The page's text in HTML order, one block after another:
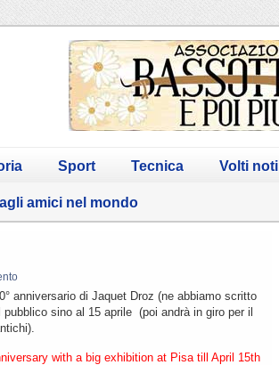
Sport Tecnica Volti noti
amici nel mondo
anniversario di Jaquet Droz (ne abbiamo scritto
sino al 15 aprile (poi andrà in giro per il
with a big exhibition at Pisa till April 15th